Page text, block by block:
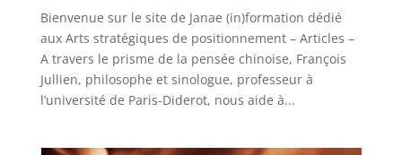
Bienvenue sur le site de Janae (in)formation dédié
aux Arts stratégiques de positionnement – Articles –
A travers le prisme de la pensée chinoise, François
Jullien, philosophe et sinologue, professeur à
l’université de Paris-Diderot, nous aide à...